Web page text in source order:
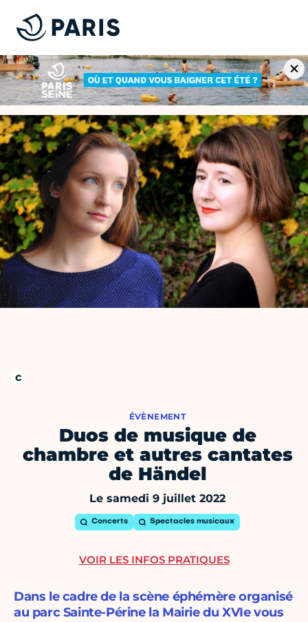
ÉVÈNEMENT
Duos de musique de
chambre et autres cantates
de Händel
Le samedi 9 juillet 2022
Concerts Spectacles musicaux
Dans le cadre de la scène éphémère organisé
au parc Sainte-Périne la Mairie du XVIe vous
VOIR LES INFOS PRATIQUES